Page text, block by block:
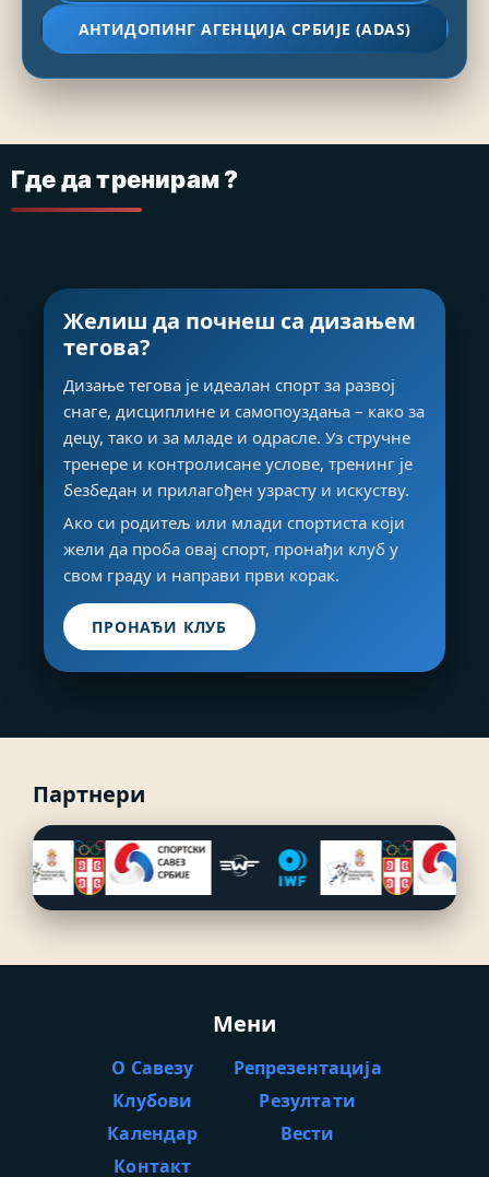
АНТИДОПИНГ АГЕНЦИЈА СРБИЈЕ (ADAS)
Где да тренирам ?
Желиш да почнеш са дизањем
тегова?
Дизање тегова је идеалан спорт за развој
снаге, дисциплине и самопоуздања – како за
децу, тако и за младе и одрасле. Уз стручне
тренере и контролисане услове, тренинг је
безбедан и прилагођен узрасту и искуству.
Ако си родитељ или млади спортиста који
жели да проба овај спорт, пронађи клуб у
свом граду и направи први корак.
ПРОНАЂИ КЛУБ
Партнери
Мени
О Савезу
Репрезентација
Клубови
Резултати
Календар
Вести
Контакт